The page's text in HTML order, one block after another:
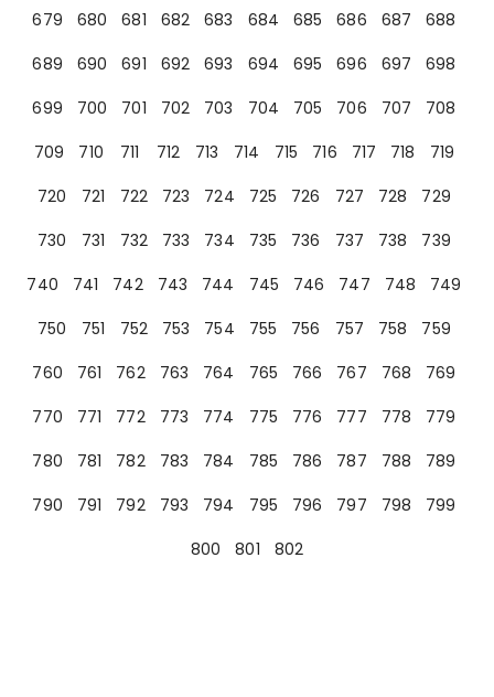
679
680 681 682 683 684 685 686 687
688
689
690 691 692 693 694 695 696 697
698
699
700 701 702 703 704 705 706 707
708
709
710 711 712 713 714 715 716 717 718
719
720
721 722 723 724 725 726 727 728
729
730
731 732 733 734 735 736 737 738
739
740
741 742 743 744 745 746 747 748
749
750
751 752 753 754 755 756 757 758
759
760
761 762 763 764 765 766 767 768
769
770
771 772 773 774 775 776 777 778
779
780
781 782 783 784 785 786 787 788
789
790
791 792 793 794 795 796 797 798
799
800
801 802